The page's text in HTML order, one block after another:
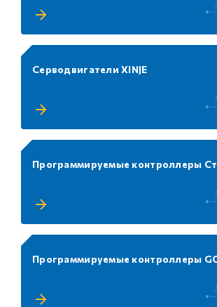
Серводвигатели XINJE
Программируемые контроллеры
Программируемые контроллеры